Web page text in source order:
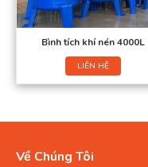
Bình tích khí nén 4000L
LIÊN HỆ
Về Chúng Tôi